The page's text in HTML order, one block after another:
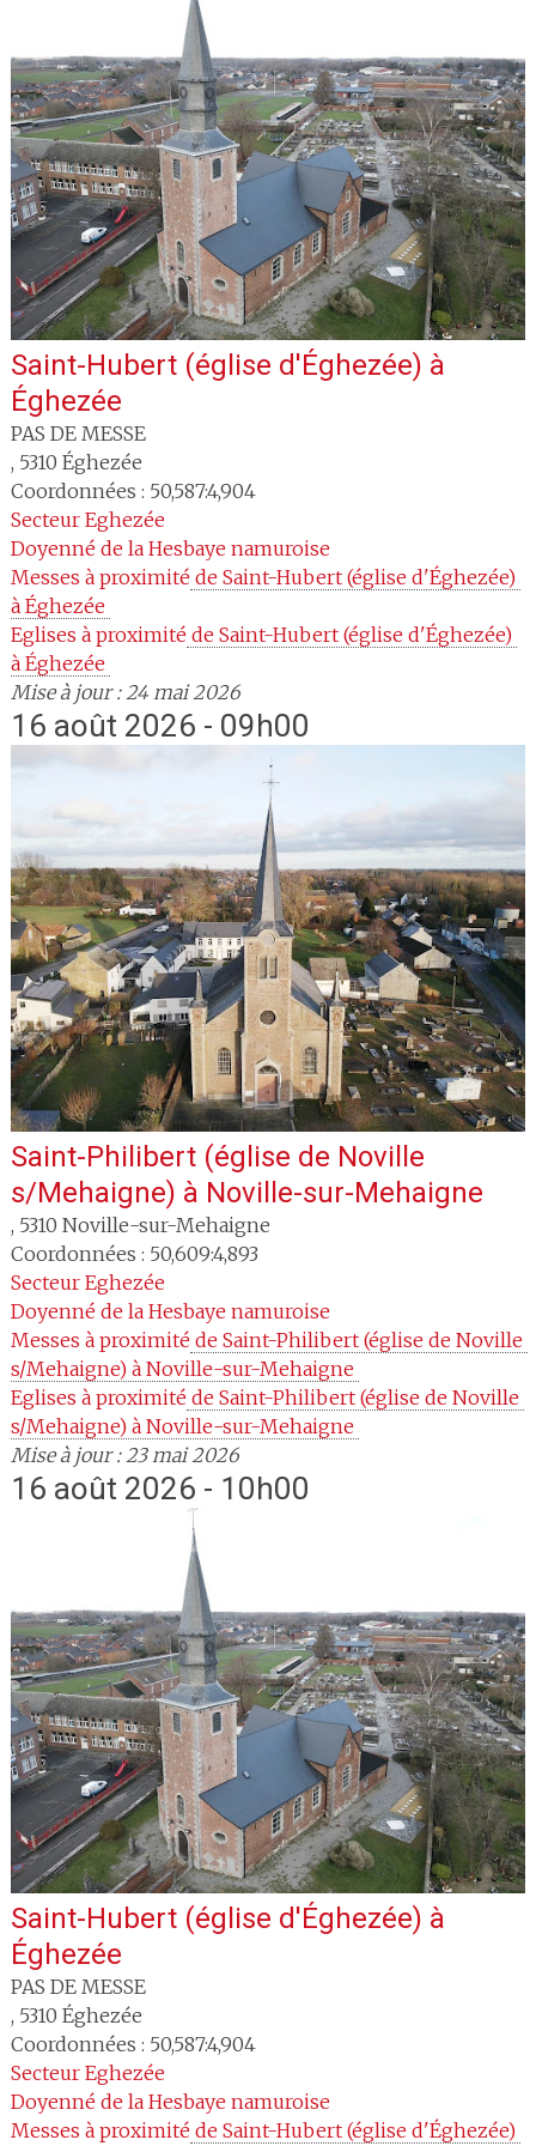
Saint-Hubert (église d'Éghezée) à
Éghezée
PAS DE MESSE
, 5310 Éghezée
Coordonnées : 50,587:4,904
Secteur Eghezée
Doyenné de la Hesbaye namuroise
Messes à proximité de Saint-Hubert (église d'Éghezée)
à Éghezée
Eglises à proximité de Saint-Hubert (église d'Éghezée)
à Éghezée
Mise à jour : 24 mai 2026
16 août 2026 - 09h00
Saint-Philibert (église de Noville
s/Mehaigne) à Noville-sur-Mehaigne
, 5310 Noville-sur-Mehaigne
Coordonnées : 50,609:4,893
Secteur Eghezée
Doyenné de la Hesbaye namuroise
Messes à proximité de Saint-Philibert (église de Noville
s/Mehaigne) à Noville-sur-Mehaigne
Eglises à proximité de Saint-Philibert (église de Noville
s/Mehaigne) à Noville-sur-Mehaigne
Mise à jour : 23 mai 2026
16 août 2026 - 10h00
Saint-Hubert (église d'Éghezée) à
Éghezée
PAS DE MESSE
, 5310 Éghezée
Coordonnées : 50,587:4,904
Secteur Eghezée
Doyenné de la Hesbaye namuroise
Messes à proximité de Saint-Hubert (église d'Éghezée)